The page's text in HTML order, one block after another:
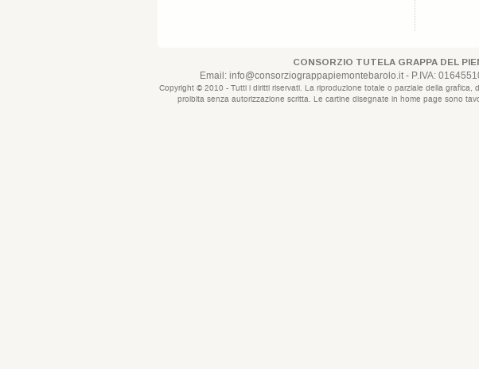
CONSORZIO TUTELA GRAPPA DEL
Email: info@consorziograppapiemontebarolo.it- P.IVA:
Copyright © 2010 - Tutti i diritti riservati. La riproduzione totale o parziale della
proibita senza autorizzazione scritta. Le cartine disegnate in home page sono